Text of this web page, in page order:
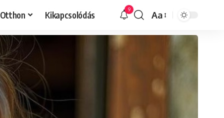
Otthon Kikapcsolódás 9
Font
Resizer
Aa